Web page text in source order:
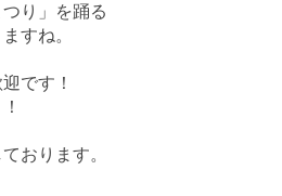
り」を踊る
すね。
です！
おります。